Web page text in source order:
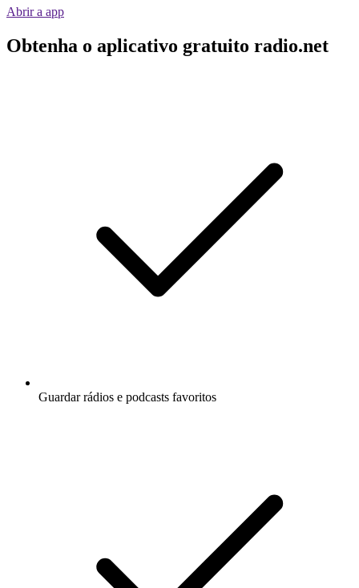
Abrir a app
Obtenha o aplicativo gratuito radio.net
Guardar rádios e podcasts favoritos